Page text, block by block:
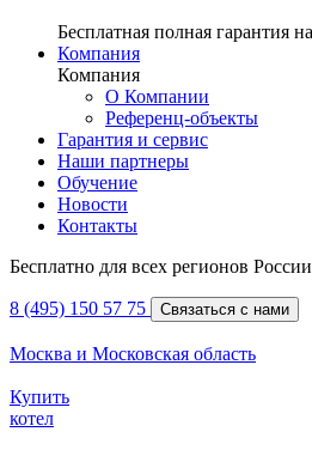
Бесплатная полная гарантия
Компания
Компания
О Компании
Референц-объекты
Гарантия и сервис
Наши партнеры
Обучение
Новости
Контакты
Бесплатно для всех регионов
8 (495) 150 57 75 Связаться с нами
Москва и Московская область
Купить
котел